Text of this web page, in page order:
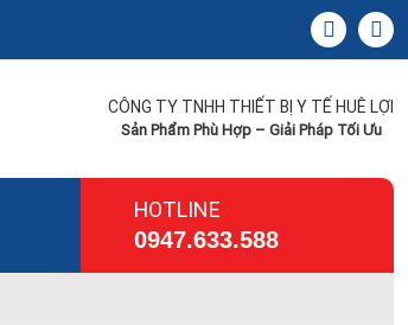
CÔNG TY TNHH THIẾT BỊ Y TẾ HUÊ LỢI
Sản Phẩm Phù Hợp – Giải Pháp Tối Ưu
HOTLINE
0947.633.588